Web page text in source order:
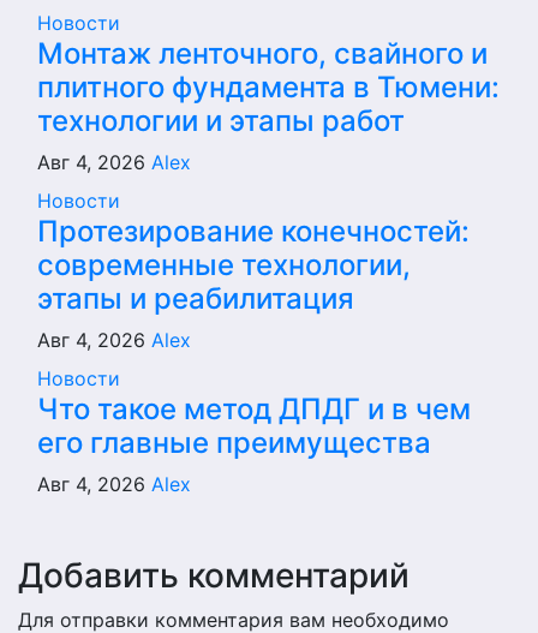
Новости
Монтаж ленточного, свайного и
плитного фундамента в Тюмени:
технологии и этапы работ
Авг 4, 2026 Alex
Новости
Протезирование конечностей:
современные технологии,
этапы и реабилитация
Авг 4, 2026 Alex
Новости
Что такое метод ДПДГ и в чем
его главные преимущества
Авг 4, 2026 Alex
Добавить комментарий
Для отправки комментария вам необходимо